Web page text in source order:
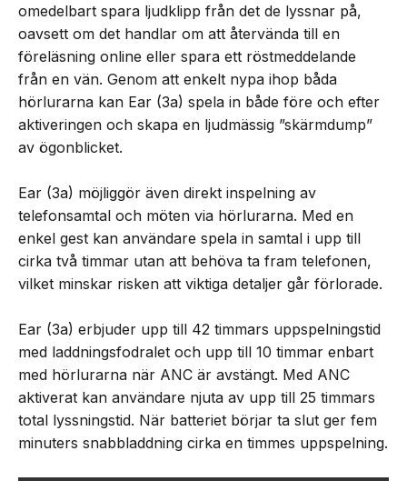
omedelbart spara ljudklipp från det de lyssnar på,
oavsett om det handlar om att återvända till en
föreläsning online eller spara ett röstmeddelande
från en vän. Genom att enkelt nypa ihop båda
hörlurarna kan Ear (3a) spela in både före och efter
aktiveringen och skapa en ljudmässig ”skärmdump”
av ögonblicket.
Ear (3a) möjliggör även direkt inspelning av
telefonsamtal och möten via hörlurarna. Med en
enkel gest kan användare spela in samtal i upp till
cirka två timmar utan att behöva ta fram telefonen,
vilket minskar risken att viktiga detaljer går förlorade.
Ear (3a) erbjuder upp till 42 timmars uppspelningstid
med laddningsfodralet och upp till 10 timmar enbart
med hörlurarna när ANC är avstängt. Med ANC
aktiverat kan användare njuta av upp till 25 timmars
total lyssningstid. När batteriet börjar ta slut ger fem
minuters snabbladdning cirka en timmes uppspelning.